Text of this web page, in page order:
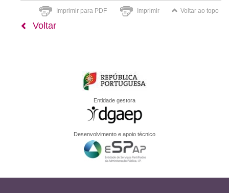
Imprimir para PDF Imprimir Voltar ao topo
Voltar
Entidade gestora
Desenvolvimento e apoio técnico